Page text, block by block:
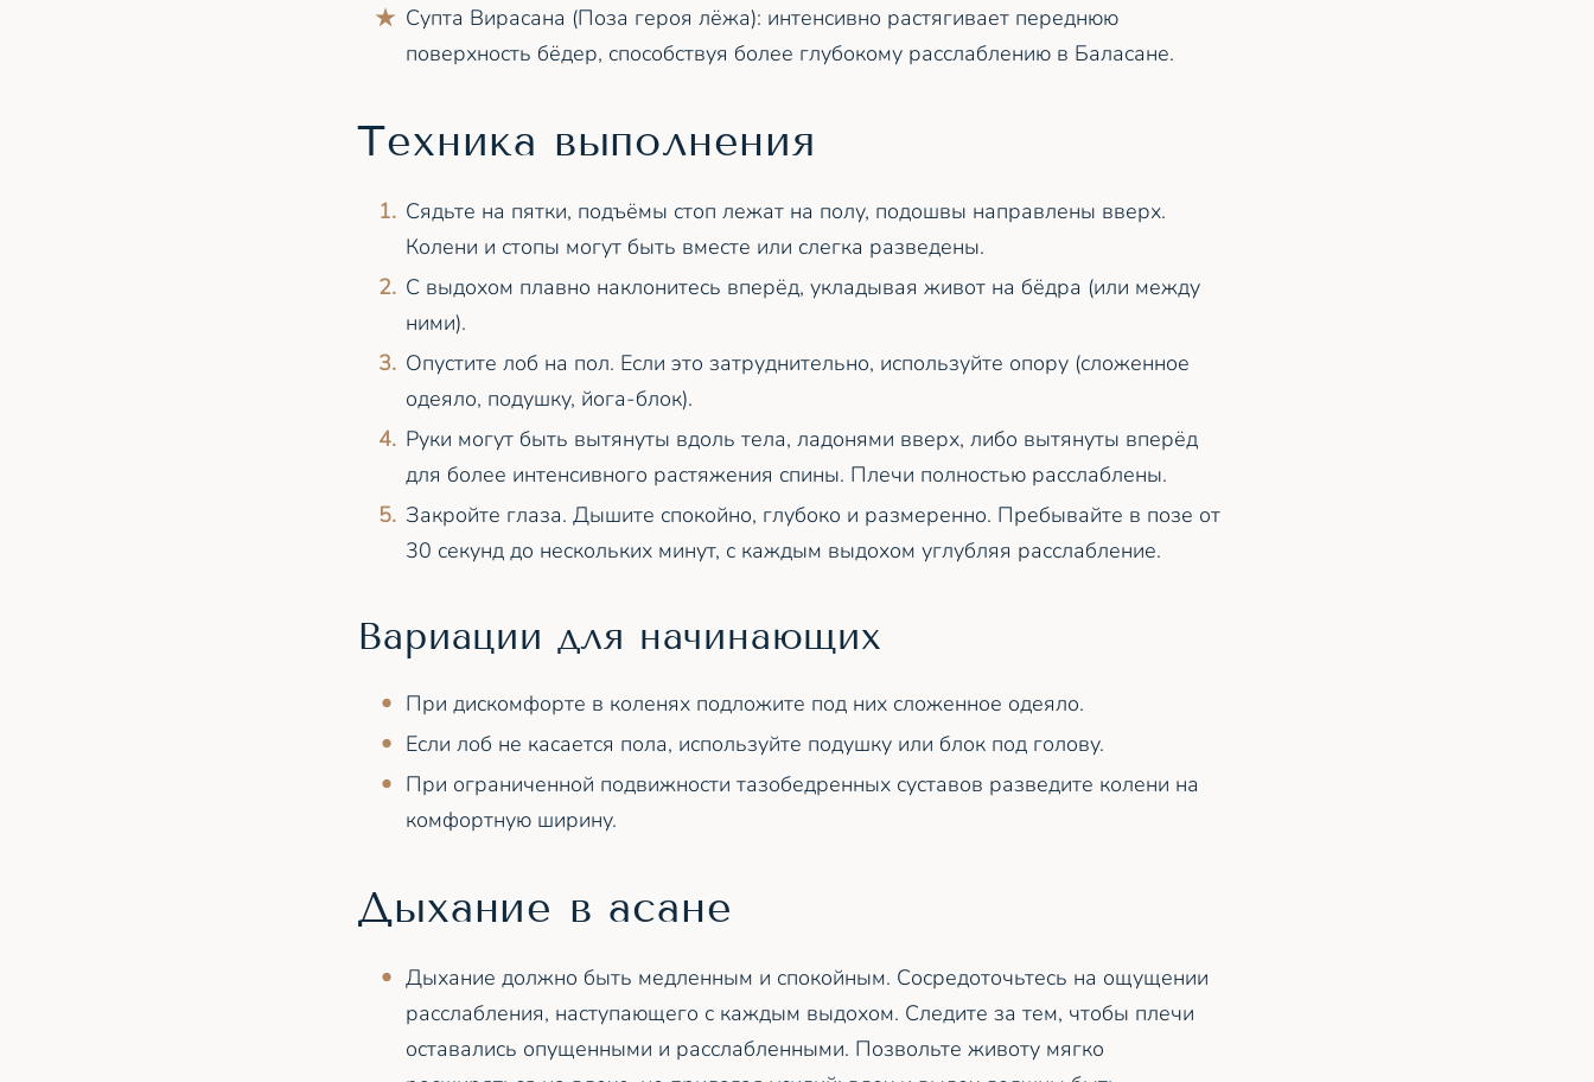
Супта Вирасана (Поза героя лёжа): интенсивно растягивает переднюю
поверхность бёдер, способствуя более глубокому расслаблению в Баласане.
Техника выполнения
Сядьте на пятки, подъёмы стоп лежат на полу, подошвы направлены вверх.
Колени и стопы могут быть вместе или слегка разведены.
С выдохом плавно наклонитесь вперёд, укладывая живот на бёдра (или между
ними).
Опустите лоб на пол. Если это затруднительно, используйте опору (сложенное
одеяло, подушку, йога-блок).
Руки могут быть вытянуты вдоль тела, ладонями вверх, либо вытянуты вперёд
для более интенсивного растяжения спины. Плечи полностью расслаблены.
Закройте глаза. Дышите спокойно, глубоко и размеренно. Пребывайте в позе от
30 секунд до нескольких минут, с каждым выдохом углубляя расслабление.
Вариации для начинающих
При дискомфорте в коленях подложите под них сложенное одеяло.
Если лоб не касается пола, используйте подушку или блок под голову.
При ограниченной подвижности тазобедренных суставов разведите колени на
комфортную ширину.
Дыхание в асане
Дыхание должно быть медленным и спокойным. Сосредоточьтесь на ощущении
расслабления, наступающего с каждым выдохом. Следите за тем, чтобы плечи
оставались опущенными и расслабленными. Позвольте животу мягко